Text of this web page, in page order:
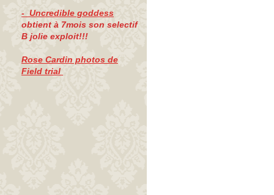
- Uncredible goddess
obtient à 7mois son selectif
B jolie exploit!!!
Rose Cardin photos de
Field trial